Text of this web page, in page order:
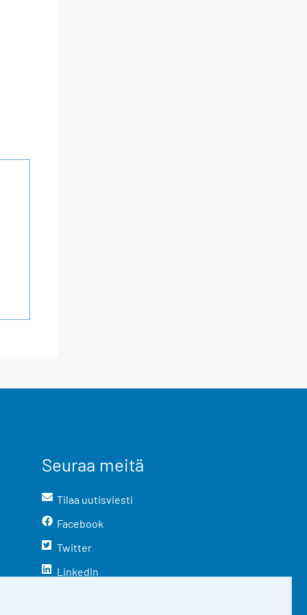
Seuraa meitä
Tilaa uutisviesti
Facebook
Twitter
LinkedIn